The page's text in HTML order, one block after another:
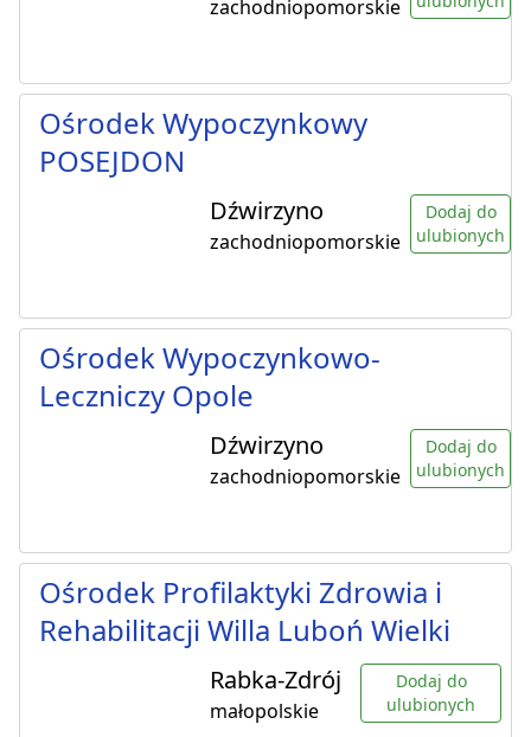
zachodniopomorskie
Ośrodek Wypoczynkowy
POSEJDON
Dźwirzyno
zachodniopomorskie
Dodaj do
ulubionych
Ośrodek Wypoczynkowo-
Leczniczy Opole
Dźwirzyno
zachodniopomorskie
Dodaj do
ulubionych
Ośrodek Profilaktyki Zdrowia i
Rehabilitacji Willa Luboń Wielki
Rabka-Zdrój
małopolskie
Dodaj do
ulubionych